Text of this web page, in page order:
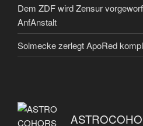
Dem ZDF wird Zensur
AnfAnstalt
Solmecke zerlegt ApoRed